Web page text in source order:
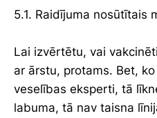
5.1. Raidījuma nosūtītais
Lai izvērtētu, vai
ar ārstu, protams. Bet,
veselības eksperti, tā
labuma, tā nav taisna